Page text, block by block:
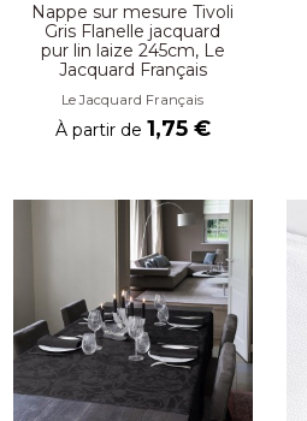
Nappe sur mesure Tivoli
Gris Flanelle jacquard
pur lin laize 245cm, Le
Jacquard Français
Le Jacquard Français
À partir de 1,75 €